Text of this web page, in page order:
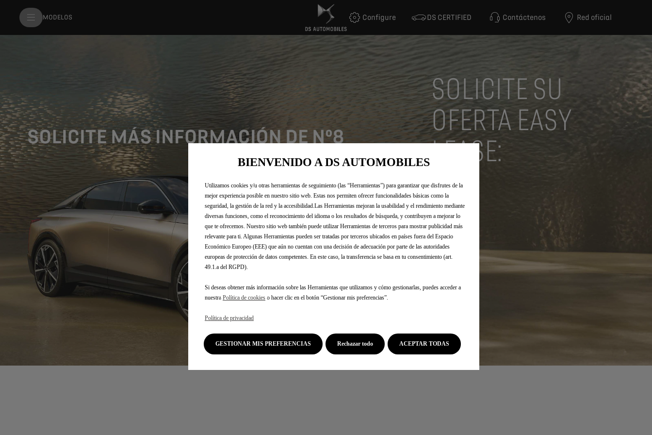
MODELOS Configure DS CERTIFIED Contáctenos Red oficial
SOLICITE SU
OFERTA EASY
LEASE:
BIENVENIDO A DS AUTOMOBILES
Utilizamos cookies y/u otras herramientas de seguimiento (las “Herramientas”) para garantizar que disfrutes de la
mejor experiencia posible en nuestro sitio web. Estas nos permiten ofrecer funcionalidades básicas como la
seguridad, la gestión de la red y la accesibilidad.Las Herramientas mejoran la usabilidad y el rendimiento mediante
diversas funciones, como el reconocimiento del idioma o los resultados de búsqueda, y contribuyen a mejorar lo
que te ofrecemos. Nuestro sitio web también puede utilizar Herramientas de terceros para mostrar publicidad más
relevante para ti. Algunas Herramientas pueden ser tratadas por terceros ubicados en países fuera del Espacio
Económico Europeo (EEE) que aún no cuentan con una decisión de adecuación por parte de las autoridades
europeas de protección de datos competentes. En este caso, la transferencia se basa en tu consentimiento (art.
49.1.a del RGPD).
Si deseas obtener más información sobre las Herramientas que utilizamos y cómo gestionarlas, puedes acceder a
nuestra Política de cookies o hacer clic en el botón “Gestionar mis preferencias”.
Política de privacidad
GESTIONAR MIS PREFERENCIAS ACEPTAR TODAS
Rechazar todo